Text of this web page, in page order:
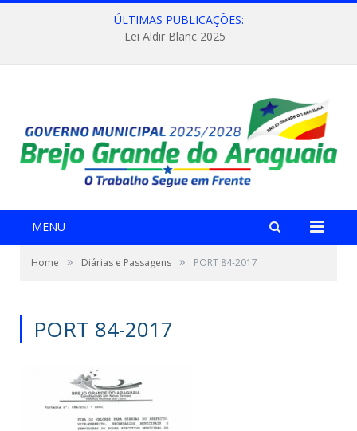
ÚLTIMAS PUBLICAÇÕES:
Lei Aldir Blanc 2025
MENU
Home » Diárias e Passagens » PORT 84-2017
PORT 84-2017